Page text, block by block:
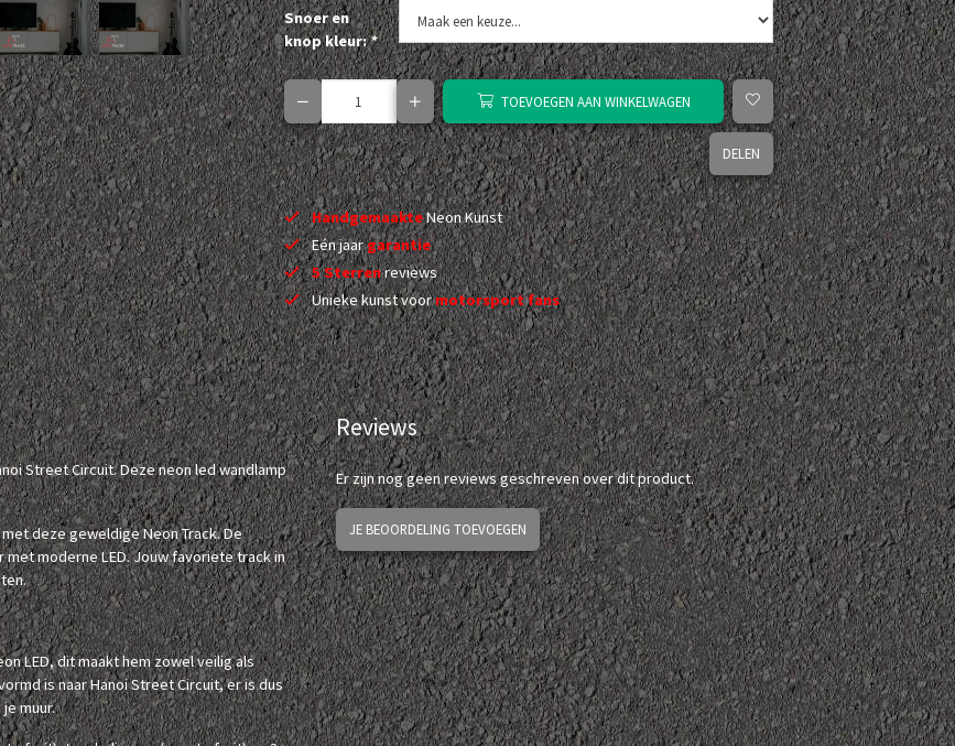
Snoer en
knop kleur:*
TOEVOEGEN AAN WINKELWAGEN
DELEN
HandgemaakteNeon Kunst
Eén jaargarantie
5 Sterrenreviews
Unieke kunst voormotorsport fans
Street Circuit. Deze neon led wandlamp
deze geweldige Neon Track. De
moderne LED. Jouw favoriete track in
LED, dit maakt hem zowel veilig als
is naar Hanoi Street Circuit, er is dus
muur.
Reviews
Er zijn nog geen reviews geschreven over dit product.
JE BEOORDELING TOEVOEGEN